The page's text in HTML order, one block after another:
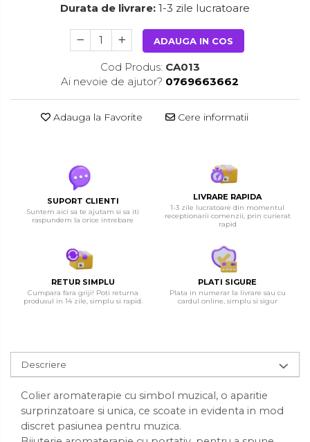
Durata de livrare: 1-3 zile lucratoare
ADAUGA IN COS
Cod Produs: CA013
Ai nevoie de ajutor? 0769663662
Adauga la Favorite Cere informatii
SUPORT CLIENTI
Suntem aici sa te ajutam si sa iti
raspundem la orice intrebare
LIVRARE RAPIDA
1-3 zile lucratoare din momentul
receptionarii comenzii, prin curierat
rapid
RETUR SIMPLU
Cumpara fara griji! Poti returna
produsul in 14 zile, simplu si rapid.
PLATI SIGURE
Plata in numerar la livrare sau cu
cardul online, simplu si sigur
Descriere
Colier aromaterapie cu simbol muzical, o aparitie
surprinzatoare si unica, ce scoate in evidenta in mod
discret pasiunea pentru muzica.